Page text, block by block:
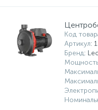
Код
Артикул:
Бренд: